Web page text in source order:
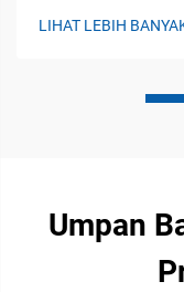
LIHAT LEBIH
Umpan